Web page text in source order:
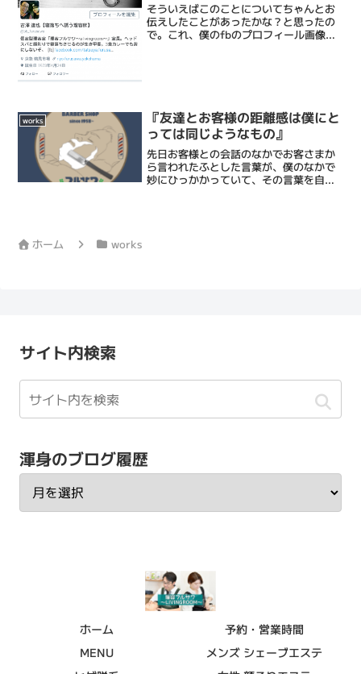
そういえばこのことについてちゃんとお
伝えしたことがあったかな？と思ったの
で。これ、僕のfbのプロフィール画像そ
works
『友達とお客様の距離感は僕にと
っては同じようなもの』
先日お客様との会話のなかでお客さまか
ら言われたふとした言葉が、僕のなかで
妙にひっかかっていて、その言葉を自分
ホーム
works
サイト内検索
渾身のブログ履歴
ホーム
予約・営業時間
MENU
メンズ シェーブエステ